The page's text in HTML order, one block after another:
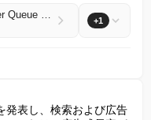
Google Discover Tests Read Later Queue Carousel +1
発表し、検索および広告